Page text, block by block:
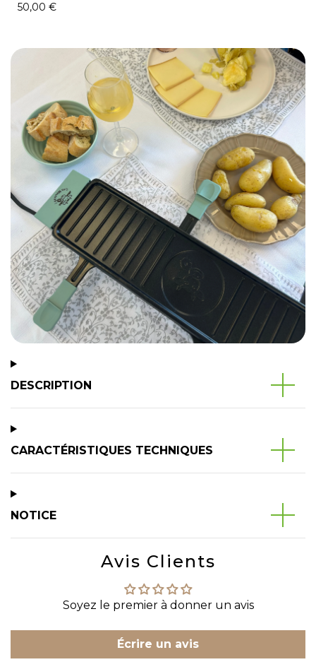
50,00 €
DESCRIPTION
CARACTÉRISTIQUES TECHNIQUES
NOTICE
Avis Clients
Soyez le premier à donner un avis
Écrire un avis